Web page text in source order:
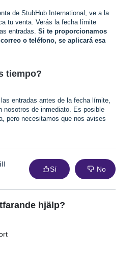
de StubHub International, ve a la
tu venta. Verás la fecha límite
entradas. Si te proporcionamos
o teléfono, se aplicará esa
tiempo?
entradas antes de la fecha límite,
nosotros de inmediato. Es posible
pero necesitamos que nos avises
Sí No
hjälp?